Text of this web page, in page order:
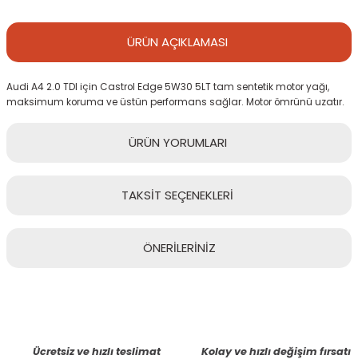
ÜRÜN AÇIKLAMASI
Audi A4 2.0 TDI için Castrol Edge 5W30 5LT tam sentetik motor yağı,
maksimum koruma ve üstün performans sağlar. Motor ömrünü uzatır.
ÜRÜN YORUMLARI
TAKSİT SEÇENEKLERİ
ÖNERİLERİNİZ
Ücretsiz ve hızlı teslimat Kolay ve hızlı değişim fırsatı